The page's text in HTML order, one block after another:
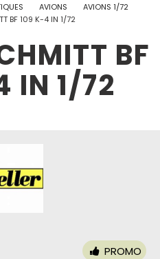
AVIONS
AVIONS 1/72
BF 109 K-4 IN 1/72
BF
IN 1/72
PROMO